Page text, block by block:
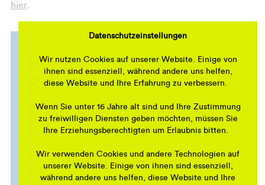
hier.
Datenschutzeinstellungen
Wir nutzen Cookies auf unserer Website. Einige von
ihnen sind essenziell, während andere uns helfen,
diese Website und Ihre Erfahrung zu verbessern.
Wenn Sie unter 16 Jahre alt sind und Ihre Zustimmung
zu freiwilligen Diensten geben möchten, müssen Sie
Ihre Erziehungsberechtigten um Erlaubnis bitten.
Wir verwenden Cookies und andere Technologien auf
unserer Website. Einige von ihnen sind essenziell,
während andere uns helfen, diese Website und Ihre